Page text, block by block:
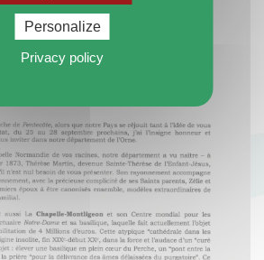
Personalize
Privacy policy